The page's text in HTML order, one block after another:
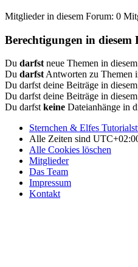
Mitglieder in diesem Forum: 0
Berechtigungen in diesem
Du darfstneue Themen in
Du darfstAntworten zu Themen
Du darfst deine Beiträge in
Du darfst deine Beiträge in
Du darfstkeine Dateianhänge in
Sternchen & Elfes
Alle Zeiten sind
Alle Cookies löschen
Mitglieder
Das Team
Impressum
Kontakt